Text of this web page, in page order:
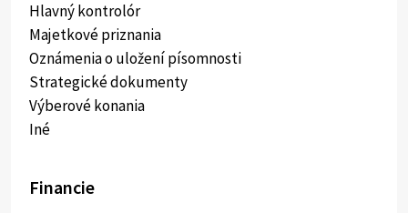
Hlavný kontrolór
Majetkové priznania
Oznámenia o uložení písomnosti
Strategické dokumenty
Výberové konania
Iné
Financie